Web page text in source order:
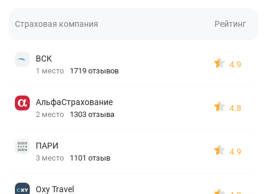
Страховая компания Рейтинг
ВСК
1 место 1719 отзывов
4.9
АльфаСтрахование
2 место 1303 отзыва
4.8
ПАРИ
3 место 1101 отзыв
4.9
Oxy Travel